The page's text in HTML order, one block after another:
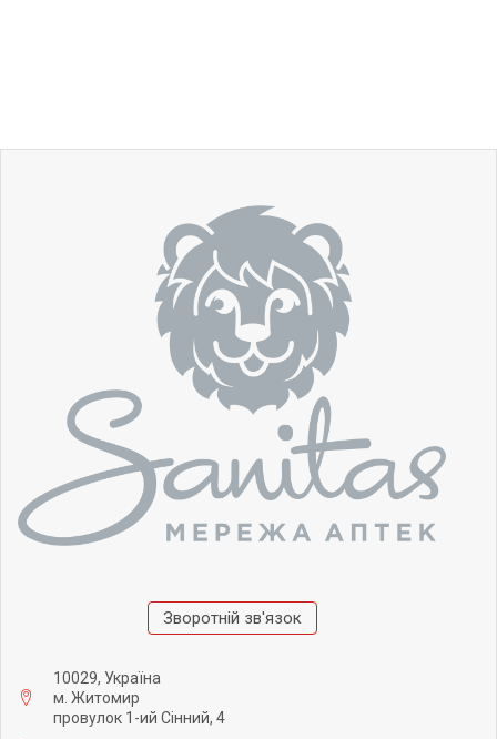
Зворотній зв'язок
10029, Україна
м. Житомир
провулок 1-ий Сінний, 4